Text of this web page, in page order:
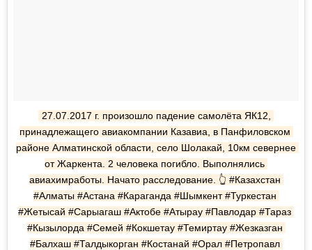
27.07.2017 г. произошло падение самолёта ЯК12,
принадлежащего авиакомпании Казавиа, в Панфиловском
районе Алматинской области, село Шолакай, 10км севернее
от Жаркента. 2 человека погибло. Выполнялись
авиахимработы. Начато расследование. 👆 #Казахстан
#Алматы #Астана #Караганда #Шымкент #Туркестан
#Жетысай #Сарыагаш #Актобе #Атырау #Павлодар #Тараз
#Кызылорда #Семей #Кокшетау #Темиртау #Жезказган
#Балхаш #Талдыкорган #Костанай #Орал #Петропавл